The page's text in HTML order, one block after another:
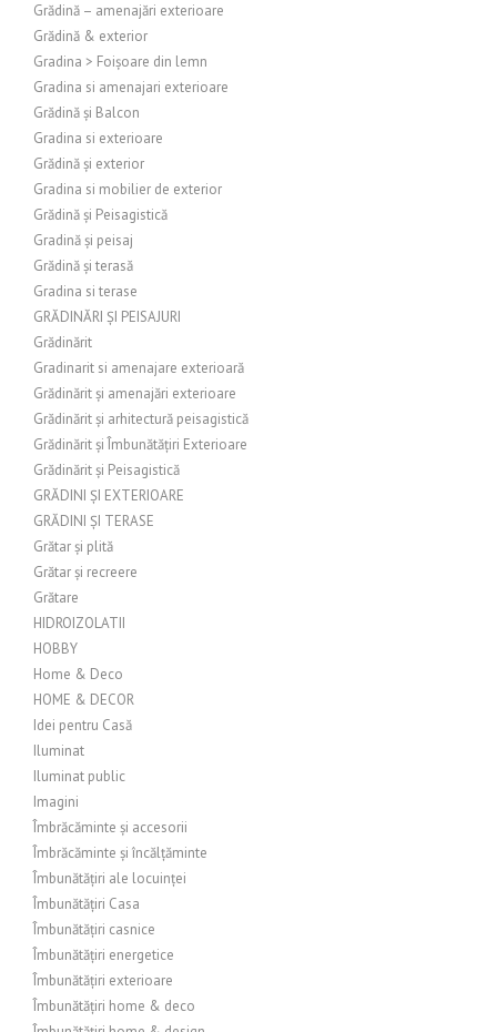
Grădină – amenajări exterioare
Grădină & exterior
Gradina > Foișoare din lemn
Gradina si amenajari exterioare
Grădină și Balcon
Gradina si exterioare
Grădină și exterior
Gradina si mobilier de exterior
Grădină și Peisagistică
Gradină și peisaj
Grădină și terasă
Gradina si terase
GRĂDINĂRI ȘI PEISAJURI
Grădinărit
Gradinarit si amenajare exterioară
Grădinărit și amenajări exterioare
Grădinărit și arhitectură peisagistică
Grădinărit și Îmbunătățiri Exterioare
Grădinărit și Peisagistică
GRĂDINI ȘI EXTERIOARE
GRĂDINI ȘI TERASE
Grătar și plită
Grătar și recreere
Grătare
HIDROIZOLATII
HOBBY
Home & Deco
HOME & DECOR
Idei pentru Casă
Iluminat
Iluminat public
Imagini
Îmbrăcăminte și accesorii
Îmbrăcăminte și încălțăminte
Îmbunătățiri ale locuinței
Îmbunătățiri Casa
Îmbunătățiri casnice
Îmbunătățiri energetice
Îmbunătățiri exterioare
Îmbunătățiri home & deco